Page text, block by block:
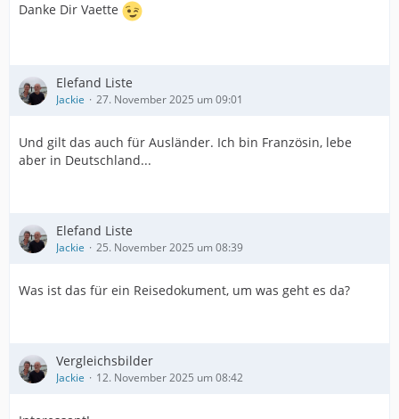
Danke Dir Vaette
Elefand Liste
Jackie 27. November 2025 um 09:01
Und gilt das auch für Ausländer. Ich bin Französin, lebe
aber in Deutschland...
Elefand Liste
Jackie 25. November 2025 um 08:39
Was ist das für ein Reisedokument, um was geht es da?
Vergleichsbilder
Jackie 12. November 2025 um 08:42